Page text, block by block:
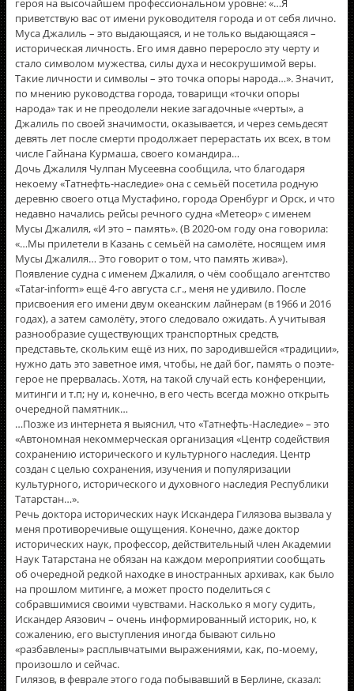
героя на высочайшем профессиональном уровне: «…Я
приветствую вас от имени руководителя города и от себя лично.
Муса Джалиль – это выдающаяся, и не только выдающаяся –
историческая личность. Его имя давно переросло эту черту и
стало символом мужества, силы духа и несокрушимой веры.
Такие личности и символы – это точка опоры народа…». Значит,
по мнению руководства города, товарищи «точки опоры
народа» так и не преодолели некие загадочные «черты», а
Джалиль по своей значимости, оказывается, и через семьдесят
девять лет после смерти продолжает перерастать их всех, в том
числе Гайнана Курмаша, своего командира…
Дочь Джалиля Чулпан Мусеевна сообщила, что благодаря
некоему «Татнефть-наследие» она с семьёй посетила родную
деревню своего отца Мустафино, города Оренбург и Орск, и что
недавно начались рейсы речного судна «Метеор» с именем
Мусы Джалиля, «И это – память». (В 2020-ом году она говорила:
«…Мы прилетели в Казань с семьëй на самолëте, носящем имя
Мусы Джалиля… Это говорит о том, что память жива»).
Появление судна с именем Джалиля, о чём сообщало агентство
«Tatar-inform» ещё 4-го августа с.г., меня не удивило. После
присвоения его имени двум океанским лайнерам (в 1966 и 2016
годах), а затем самолёту, этого следовало ожидать. А учитывая
разнообразие существующих транспортных средств,
представьте, скольким ещё из них, по зародившейся «традиции»,
нужно дать это заветное имя, чтобы, не дай бог, память о поэте-
герое не прервалась. Хотя, на такой случай есть конференции,
митинги и т.п; ну и, конечно, в его честь всегда можно открыть
очередной памятник…
…Позже из интернета я выяснил, что «Татнефть-Наследие» – это
«Автономная некоммерческая организация «Центр содействия
сохранению исторического и культурного наследия. Центр
создан с целью сохранения, изучения и популяризации
культурного, исторического и духовного наследия Республики
Татарстан…».
Речь доктора исторических наук Искандера Гилязова вызвала у
меня противоречивые ощущения. Конечно, даже доктор
исторических наук, профессор, действительный член Академии
Наук Татарстана не обязан на каждом мероприятии сообщать
об очередной редкой находке в иностранных архивах, как было
на прошлом митинге, а может просто поделиться с
собравшимися своими чувствами. Насколько я могу судить,
Искандер Аязович – очень информированный историк, но, к
сожалению, его выступления иногда бывают сильно
«разбавлены» расплывчатыми выражениями, как, по-моему,
произошло и сейчас.
Гилязов, в феврале этого года побывавший в Берлине, сказал: